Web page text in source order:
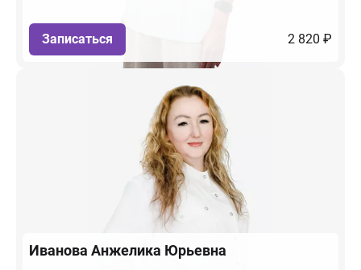
Записаться 2 820 ₽
Иванова Анжелика Юрьевна